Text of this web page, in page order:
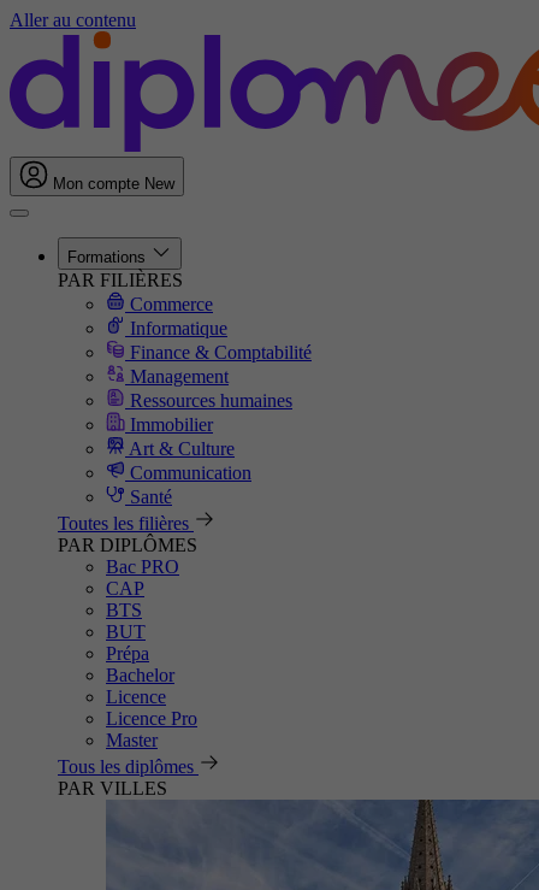
Aller au contenu
Mon compte New
Formations
PAR FILIÈRES
Commerce
Informatique
Finance & Comptabilité
Management
Ressources humaines
Immobilier
Art & Culture
Communication
Santé
Toutes les filières
PAR DIPLÔMES
Bac PRO
CAP
BTS
BUT
Prépa
Bachelor
Licence
Licence Pro
Master
Tous les diplômes
PAR VILLES